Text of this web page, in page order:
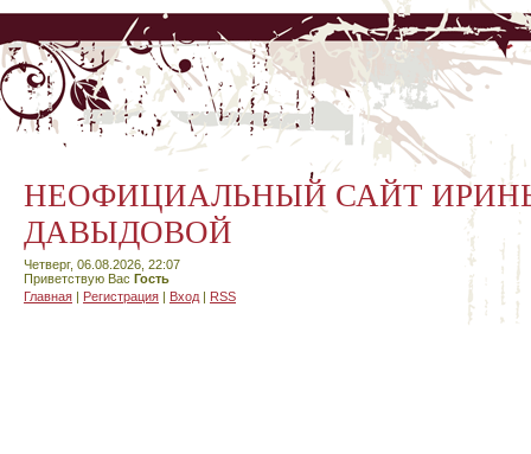
НЕОФИЦИАЛЬНЫЙ САЙТ
ДАВЫДОВОЙ
Четверг, 06.08.2026, 22:07
Приветствую Вас Гость
Главная | Регистрация | Вход | RSS